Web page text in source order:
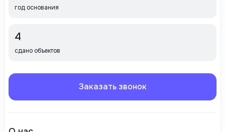
год основания
4
сдано объектов
Заказать звонок